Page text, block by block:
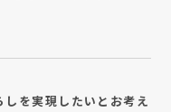
を実現したいとお考え